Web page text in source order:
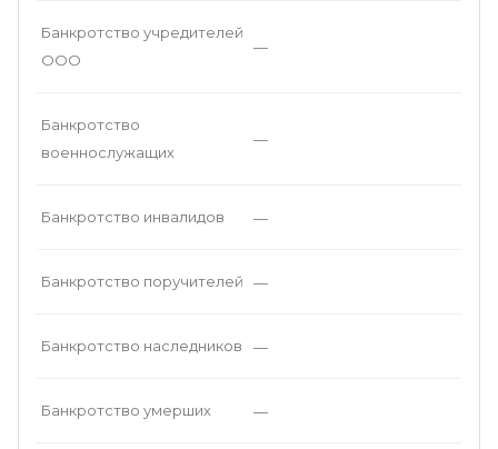
Банкротство учредителей
ООО
—
Банкротство
военнослужащих
—
Банкротство инвалидов —
Банкротство поручителей —
Банкротство наследников —
Банкротство умерших —